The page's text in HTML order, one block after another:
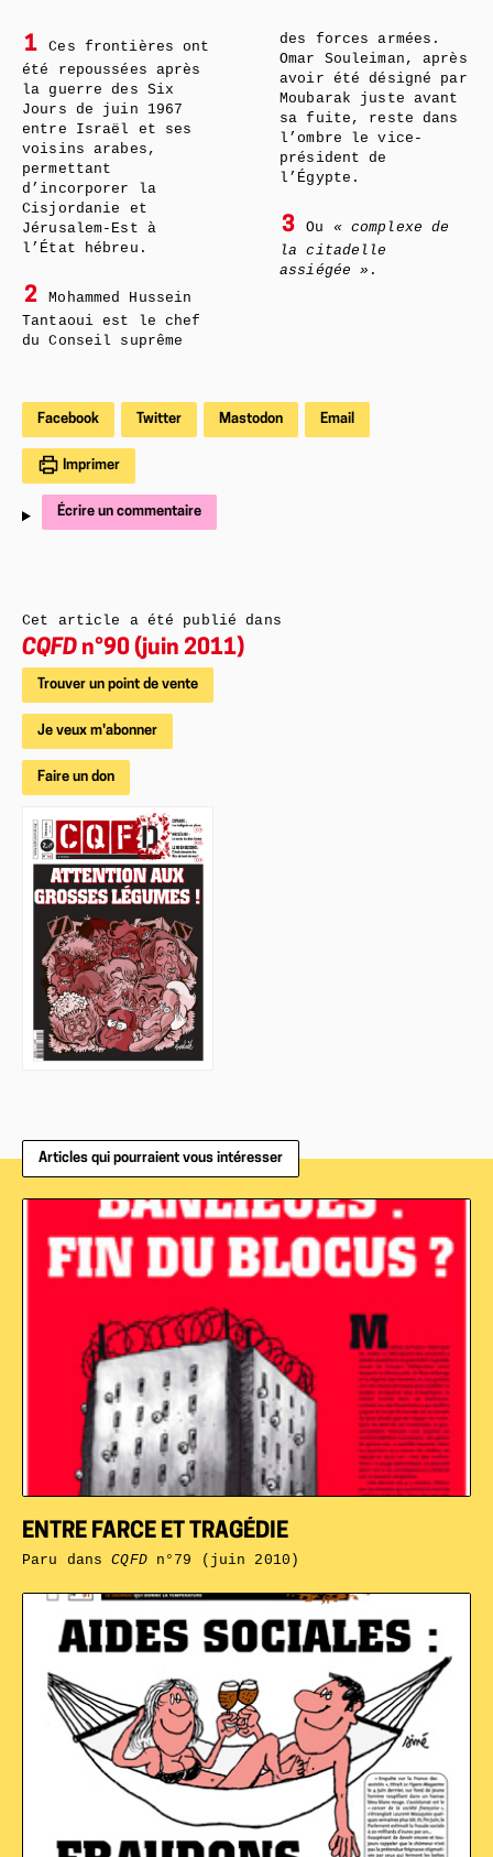
1
Ces frontières ont
été repoussées après
la guerre des Six
Jours de juin 1967
entre Israël et ses
voisins arabes,
permettant
d’incorporer la
Cisjordanie et
Jérusalem-Est à
l’État hébreu.
2
Mohammed Hussein
Tantaoui est le chef
du Conseil suprême
des forces armées.
Omar Souleiman, après
avoir été désigné par
Moubarak juste avant
sa fuite, reste dans
l’ombre le vice-
président de
l’Égypte.
3 Ou « complexe de
la citadelle
assiégée » .
Facebook Twitter Mastodon Email
Imprimer
Écrire un commentaire
Cet article a été publié dans
CQFD n°90 (juin 2011)
Trouver un point de vente
Je veux m'abonner
Faire un don
Articles qui pourraient vous intéresser
ENTRE FARCE ET TRAGÉDIE
Paru dansCQFDn°79 (juin 2010)